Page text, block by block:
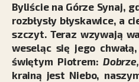
Byliście na Górze Synaj,
rozbłysły błyskawice, a
szczyt. Teraz wzywają
weseląc się jego
świętym Piotrem:
krainą jest Niebo,